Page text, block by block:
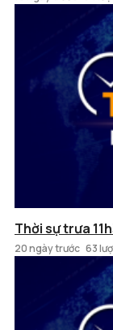
Thời sự trưa
20 ngày trước 63